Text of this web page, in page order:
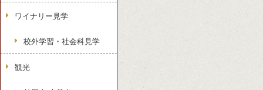
ワイナリー見学
校外学習・社会科見学
観光